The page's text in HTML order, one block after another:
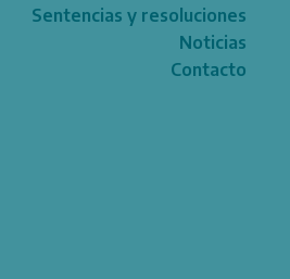
Sentencias y resoluciones
Noticias
Contacto